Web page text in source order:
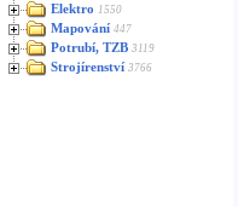
Elektro 1550
Mapování 447
Potrubí, TZB 3119
Strojírenství 3766